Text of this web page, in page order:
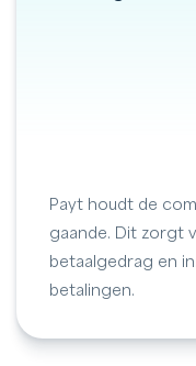
Payt houdt de
gaande. Dit zorgt
betaalgedrag en
betalingen.